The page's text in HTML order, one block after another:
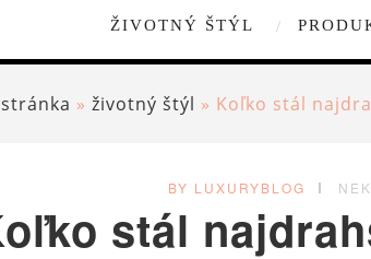
ŽIVOTNÝ ŠTÝL
» životný štýl » Koľko stál
BY LUXURYBLOG
stál